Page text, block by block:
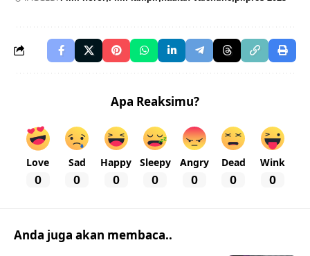
Apa Reaksimu?
Love
0
Sad
0
Happy
0
Sleepy
0
Angry
0
Dead
0
Wink
0
Anda juga akan membaca..